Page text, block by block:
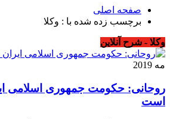
صفحه اصلی
برچسب زده شده با : وکلا
وکلا - شرح آنلاین
مه 2019
روحانی: حکومت جمهوری اسلامی
است